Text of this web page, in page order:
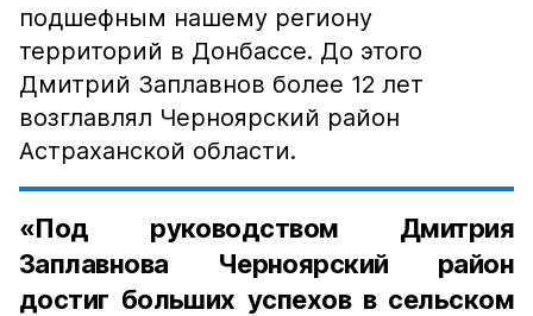
подшефным нашему региону
территорий в Донбассе. До этого
Дмитрий Заплавнов более 12 лет
возглавлял Черноярский район
Астраханской области.
«Под руководством Дмитрия
Заплавнова Черноярский район
достиг больших успехов в сельском